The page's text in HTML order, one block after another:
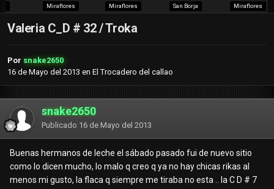
Valeria C_D # 32 / Troka
Por snake2650
16 de Mayo del 2013 en El Trocadero del callao
snake2650
Publicado 16 de Mayo del 2013
Buenas hermanos de leche el sábado pasado fui de nuevo sitio
como lo dicen mucho, lo malo q creo q ya no hay chicas rikas al
menos mi gusto, la flaca q siempre me tiraba no esta .. la C D # 7